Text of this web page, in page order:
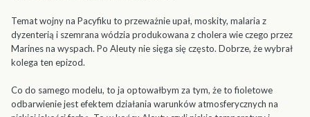
Temat wojny na Pacyfiku to przeważnie upał, moskity, malaria z
dyzenterią i szemrana wódzia produkowana z cholera wie czego przez
Marines na wyspach. Po Aleuty nie sięga się często. Dobrze, że wybrał
kolega ten epizod.
Co do samego modelu, to ja optowałbym za tym, że to fioletowe
odbarwienie jest efektem działania warunków atmosferycznych na